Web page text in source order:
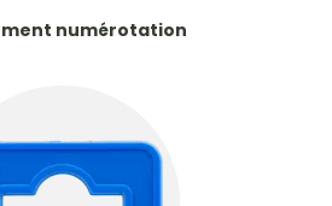
numérotation